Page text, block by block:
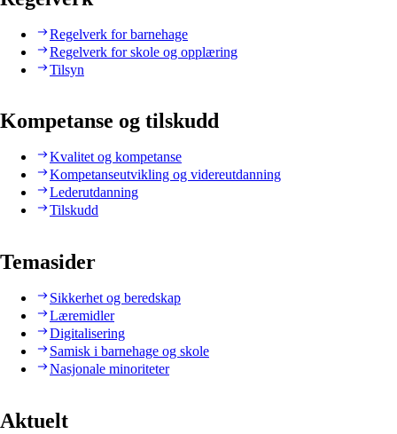
Regelverk for barnehage
Regelverk for skole og opplæring
Tilsyn
Kompetanse og tilskudd
Kvalitet og kompetanse
Kompetanseutvikling og videreutdanning
Lederutdanning
Tilskudd
Temasider
Sikkerhet og beredskap
Læremidler
Digitalisering
Samisk i barnehage og skole
Nasjonale minoriteter
Aktuelt